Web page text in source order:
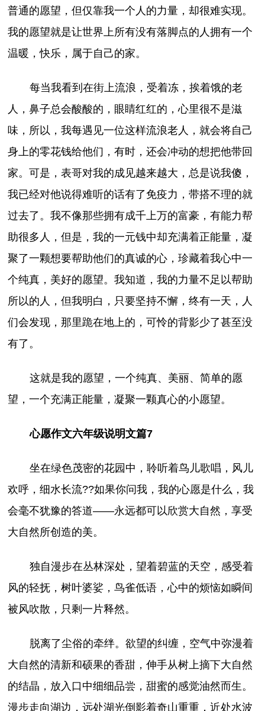
普通的愿望，但仅靠我一个人的力量，却很难实现。
我的愿望就是让世界上所有没有落脚点的人拥有一个
温暖，快乐，属于自己的家。
每当我看到在街上流浪，受着冻，挨着饿的老
人，鼻子总会酸酸的，眼睛红红的，心里很不是滋
味，所以，我每遇见一位这样流浪老人，就会将自己
身上的零花钱给他们，有时，还会冲动的想把他带回
家。可是，表哥对我的成见越来越大，总是说我傻，
我已经对他说得难听的话有了免疫力，带搭不理的就
过去了。我不像那些拥有成千上万的富豪，有能力帮
助很多人，但是，我的一元钱中却充满着正能量，凝
聚了一颗想要帮助他们的真诚的心，珍藏着我心中一
个纯真，美好的愿望。我知道，我的力量不足以帮助
所以的人，但我明白，只要坚持不懈，终有一天，人
们会发现，那里跪在地上的，可怜的背影少了甚至没
有了。
这就是我的愿望，一个纯真、美丽、简单的愿
望，一个充满正能量，凝聚一颗真心的小愿望。
心愿作文六年级说明文篇7
坐在绿色茂密的花园中，聆听着鸟儿歌唱，风儿
欢呼，细水长流??如果你问我，我的心愿是什么，我
会毫不犹豫的答道——永远都可以欣赏大自然，享受
大自然所创造的美。
独自漫步在丛林深处，望着碧蓝的天空，感受着
风的轻抚，树叶婆娑，鸟雀低语，心中的烦恼如瞬间
被风吹散，只剩一片释然。
脱离了尘俗的牵绊。欲望的纠缠，空气中弥漫着
大自然的清新和硕果的香甜，伸手从树上摘下大自然
的结晶，放入口中细细品尝，甜蜜的感觉油然而生。
漫步走向湖边，远处湖光倒影着奇山重重，近处水波